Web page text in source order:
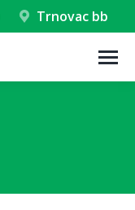
Trnovac bb